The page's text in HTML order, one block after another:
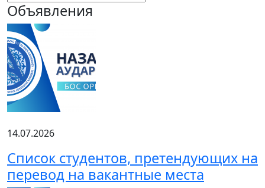
Объявления
14.07.2026
Список студентов, претендующих на
перевод на вакантные места